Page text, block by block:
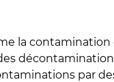
la contamination
par